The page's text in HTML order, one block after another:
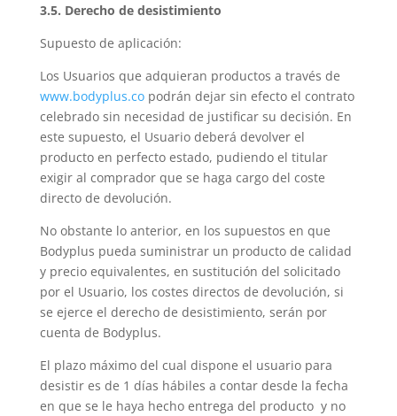
3.5. Derecho de desistimiento
Supuesto de aplicación:
Los Usuarios que adquieran productos a través de
www.bodyplus.copodrán dejar sin efecto el contrato
celebrado sin necesidad de justificar su decisión. En
este supuesto, el Usuario deberá devolver el
producto en perfecto estado, pudiendo el titular
exigir al comprador que se haga cargo del coste
directo de devolución.
No obstante lo anterior, en los supuestos en que
Bodyplus pueda suministrar un producto de calidad
y precio equivalentes, en sustitución del solicitado
por el Usuario, los costes directos de devolución, si
se ejerce el derecho de desistimiento, serán por
cuenta de Bodyplus.
El plazo máximo del cual dispone el usuario para
desistir es de 1 días hábiles a contar desde la fecha
en que se le haya hecho entrega del producto y no